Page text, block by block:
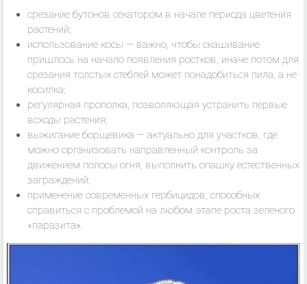
срезание бутонов секатором в начале периода цветения
растений;
использование косы — важно, чтобы скашивание
пришлось на начало появления ростков, иначе потом для
срезания толстых стеблей может понадобиться пила, а не
косилка;
регулярная прополка, позволяющая устранить первые
всходы растения;
выжигание борщевика — актуально для участков, где
можно организовать направленный контроль за
движением полосы огня, выполнить опашку естественных
заграждений;
применение современных гербицидов, способных
справиться с проблемой на любом этапе роста зеленого
«паразита».